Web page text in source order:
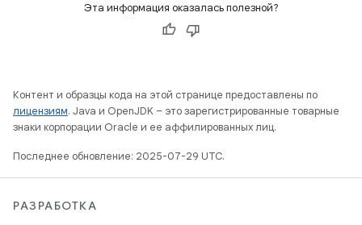
Эта информация оказалась полезной?
Контент и образцы кода на этой странице предоставлены по
лицензиям. Java и OpenJDK – это зарегистрированные товарные
знаки корпорации Oracle и ее аффилированных лиц.
Последнее обновление: 2025-07-29 UTC.
РАЗРАБОТКА